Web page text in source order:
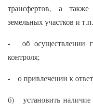
трансфертов, а
земельных участков и
- об осуществлении
контроля;
- о привлечении к
б) установить наличие